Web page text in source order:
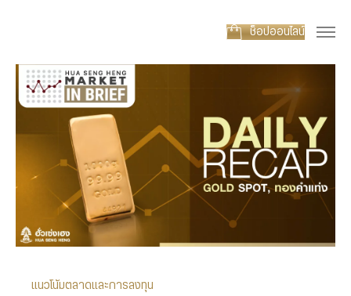
ช็อปออนไลน์
แนวโน้มตลาดและการลงทุน